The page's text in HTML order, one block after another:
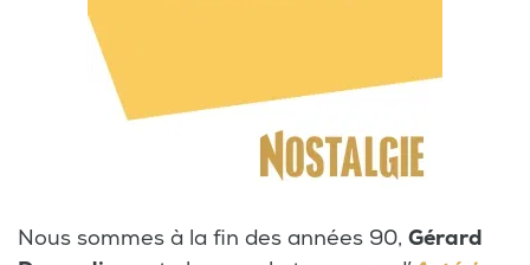
Nous sommes à la fin des années 90, Gérard